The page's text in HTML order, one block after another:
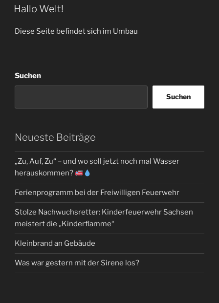
AM
Hallo Welt!
Diese Seite befindet sich im Umbau
Suchen
Suchen
Neueste Beiträge
„Zu, Auf, Zu“ – und wo soll jetzt noch mal Wasser
herauskommen?
Ferienprogramm bei der Freiwilligen Feuerwehr
Stolze Nachwuchsretter: Kinderfeuerwehr Sachsen
meistert die „Kinderflamme“
Kleinbrand an Gebäude
Was war gestern mit der Sirene los?